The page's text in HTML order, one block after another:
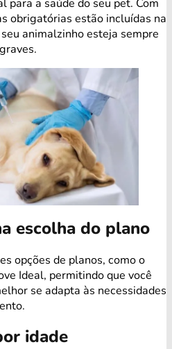
para a saúde do seu pet. Com
obrigatórias estão incluídas na
animalzinho esteja sempre
escolha do plano
opções de planos, como o
Ideal, permitindo que você
se adapta às necessidades
idade